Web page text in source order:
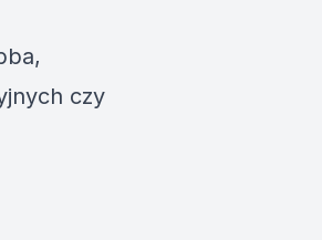
czy